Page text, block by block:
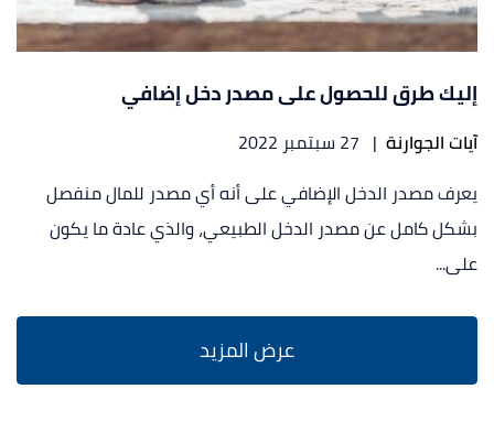
إليك طرق للحصول على مصدر دخل إضافي
آيات الجوارنة | 27 سبتمبر 2022
يعرف مصدر الدخل الإضافي على أنه أي مصدر للمال منفصل
بشكل كامل عن مصدر الدخل الطبيعي، والذي عادة ما يكون
على...